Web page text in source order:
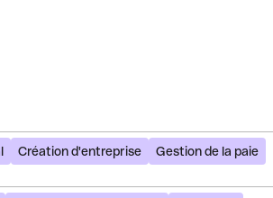
Création d'entreprise Gestion de la paie